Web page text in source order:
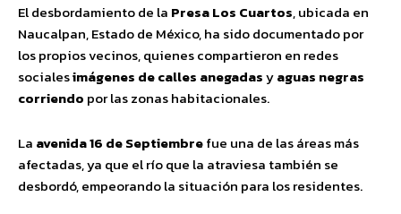
El desbordamiento de la Presa Los Cuartos, ubicada en
Naucalpan, Estado de México, ha sido documentado por
los propios vecinos, quienes compartieron en redes
socialesimágenes de calles anegadasyaguas negras
corriendo por las zonas habitacionales.
La avenida 16 de Septiembrefue una de las áreas más
afectadas, ya que el río que la atraviesa también se
desbordó, empeorando la situación para los residentes.